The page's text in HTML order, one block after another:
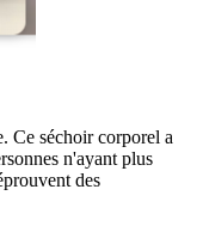
Ce séchoir corporel a
n'ayant plus
des